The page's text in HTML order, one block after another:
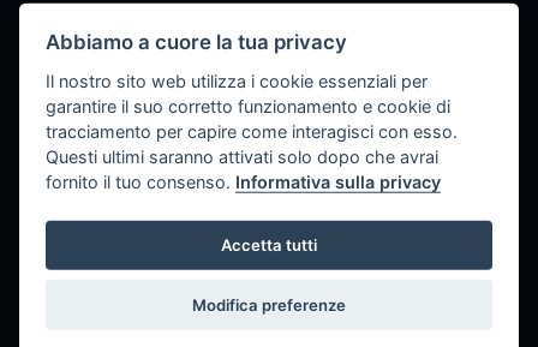
play_circle_filled
La donna ieri, oggi e domani - Puntata
Radioweb Primo Levi
play_circle_filled
La donna ieri, oggi e domani - Puntata
6
Radioweb Primo Levi
Abbiamo a cuore la tua privacy
Il nostro sito web utilizza i cookie essenziali per
garantire il suo corretto funzionamento e cookie di
tracciamento per capire come interagisci con esso.
Questi ultimi saranno attivati solo dopo che avrai
fornito il tuo consenso. Informativa sulla privacy
Accetta tutti
Modifica preferenze